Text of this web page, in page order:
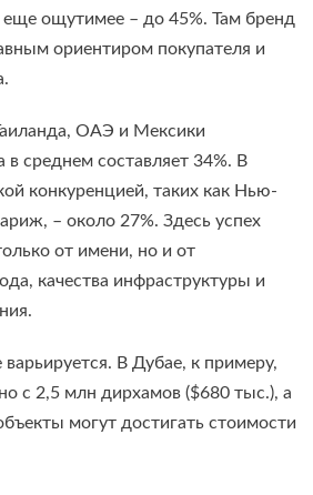
еще ощутимее – до 45%. Там бренд
ориентиром покупателя и
ОАЭ и Мексики
в среднем составляет 34%. В
конкуренцией, таких как Нью-
– около 27%. Здесь успех
от имени, но и от
качества инфраструктуры и
В Дубае, к примеру,
с 2,5 млн дирхамов ($680 тыс.), а
могут достигать стоимости